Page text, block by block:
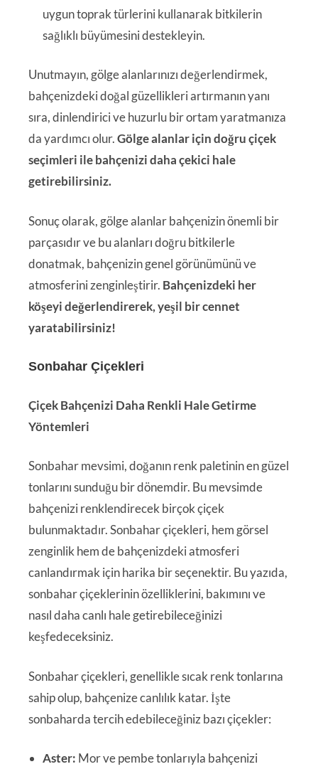
uygun toprak türlerini kullanarak bitkilerin
sağlıklı büyümesini destekleyin.
Unutmayın, gölge alanlarınızı değerlendirmek,
bahçenizdeki doğal güzellikleri artırmanın yanı
sıra, dinlendirici ve huzurlu bir ortam yaratmanıza
da yardımcı olur.Gölge alanlar için doğru çiçek
seçimleri ile bahçenizi daha çekici hale
getirebilirsiniz.
Sonuç olarak, gölge alanlar bahçenizin önemli bir
parçasıdır ve bu alanları doğru bitkilerle
donatmak, bahçenizin genel görünümünü ve
atmosferini zenginleştirir. Bahçenizdeki her
köşeyi değerlendirerek, yeşil bir cennet
yaratabilirsiniz!
Sonbahar Çiçekleri
Çiçek Bahçenizi Daha Renkli Hale Getirme
Yöntemleri
Sonbahar mevsimi, doğanın renk paletinin en güzel
tonlarını sunduğu bir dönemdir. Bu mevsimde
bahçenizi renklendirecek birçok çiçek
bulunmaktadır. Sonbahar çiçekleri, hem görsel
zenginlik hem de bahçenizdeki atmosferi
canlandırmak için harika bir seçenektir. Bu yazıda,
sonbahar çiçeklerinin özelliklerini, bakımını ve
nasıl daha canlı hale getirebileceğinizi
keşfedeceksiniz.
Sonbahar çiçekleri, genellikle sıcak renk tonlarına
sahip olup, bahçenize canlılık katar. İşte
sonbaharda tercih edebileceğiniz bazı çiçekler:
Aster: Mor ve pembe tonlarıyla bahçenizi